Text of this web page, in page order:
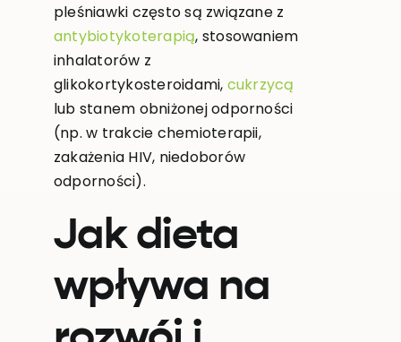
pleśniawki często są związane z
antybiotykoterapią, stosowaniem
inhalatorów z
glikokortykosteroidami, cukrzycą
lub stanem obniżonej odporności
(np. w trakcie chemioterapii,
zakażenia HIV, niedoborów
odporności).
Jak dieta
wpływa na